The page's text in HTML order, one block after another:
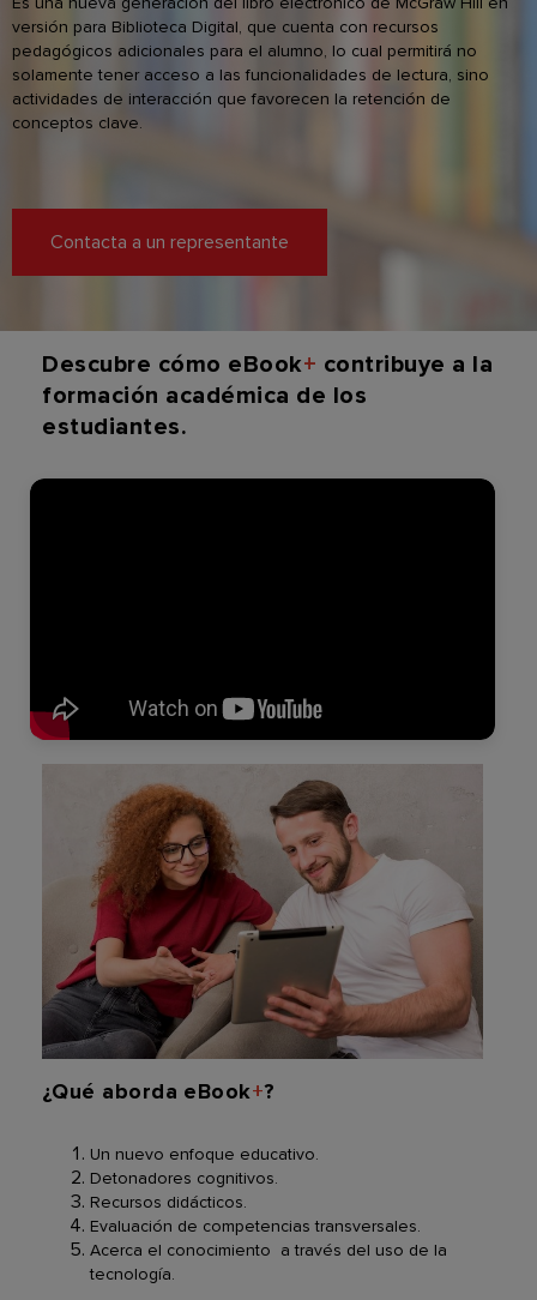
versión para Biblioteca Digital, que cuenta con recursos
pedagógicos adicionales para el alumno, lo cual permitirá no
solamente tener acceso a las funcionalidades de lectura, sino
actividades de interacción que favorecen la retención de
conceptos clave.
Contacta a un representante
Descubre cómo eBook+ contribuye a la
formación académica de los
estudiantes.
¿Qué aborda eBook+?
Un nuevo enfoque educativo.
Detonadores cognitivos.
Recursos didácticos.
Evaluación de competencias transversales.
Acerca el conocimiento a través del uso de la
tecnología.